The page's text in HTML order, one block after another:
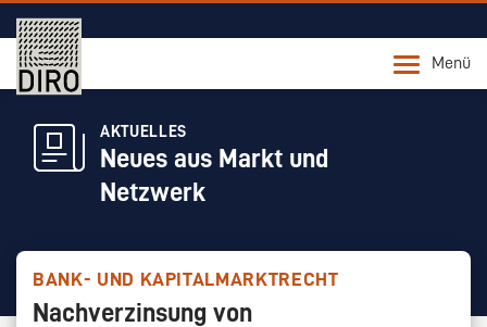
Menü
AKTUELLES
Neues aus Markt und
Netzwerk
BANK- UND KAPITALMARKTRECHT
Nachverzinsung von